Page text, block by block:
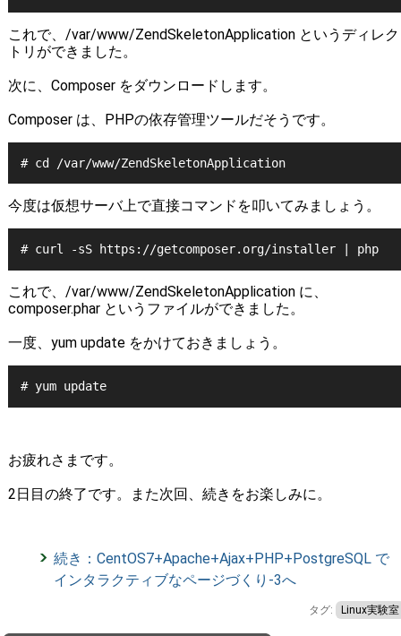
これで、/var/www/ZendSkeletonApplication というディレク
トリができました。
次に、Composer をダウンロードします。
Composer は、PHPの依存管理ツールだそうです。
# cd /var/www/ZendSkeletonApplication
今度は仮想サーバ上で直接コマンドを叩いてみましょう。
# curl -sS https://getcomposer.org/installer | php
これで、/var/www/ZendSkeletonApplication に、
composer.phar というファイルができました。
一度、yum update をかけておきましょう。
# yum update
お疲れさまです。
2日目の終了です。また次回、続きをお楽しみに。
続き：CentOS7+Apache+Ajax+PHP+PostgreSQL で
インタラクティブなページづくり-3へ
タグ: Linux実験室